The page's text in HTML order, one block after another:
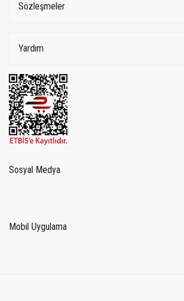
Sözleşmeler
Yardım
Sosyal Medya
Mobil Uygulama